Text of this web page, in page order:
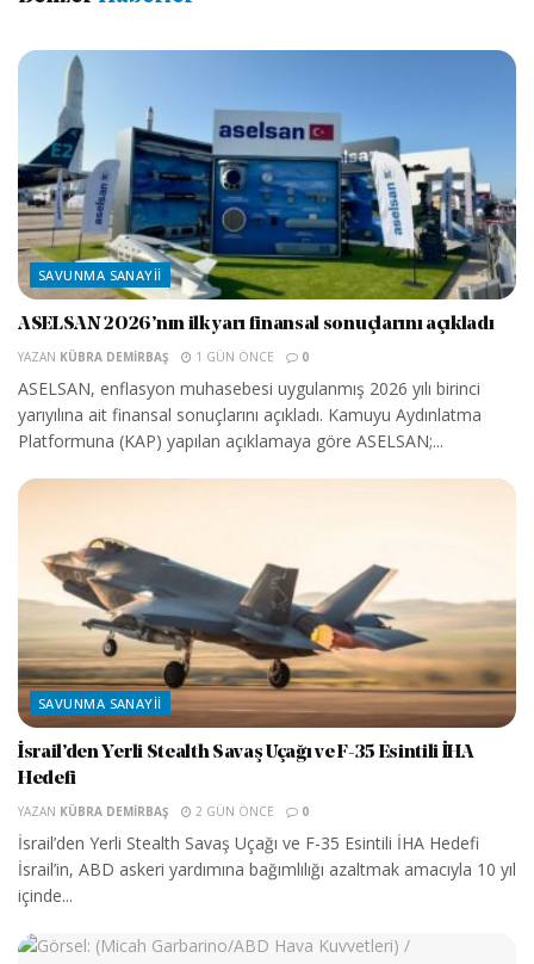
SAVUNMA SANAYII
ASELSAN 2026’nın ilk yarı finansal sonuçlarını açıkladı
YAZAN KÜBRA DEMIRBAŞ 1 GÜN ÖNCE 0
ASELSAN, enflasyon muhasebesi uygulanmış 2026 yılı birinci
yarıyılına ait finansal sonuçlarını açıkladı. Kamuyu Aydınlatma
Platformuna (KAP) yapılan açıklamaya göre ASELSAN;...
SAVUNMA SANAYII
İsrail’den Yerli Stealth Savaş Uçağı ve F-35 Esintili İHA
Hedefi
YAZAN KÜBRA DEMIRBAŞ 2 GÜN ÖNCE 0
İsrail’den Yerli Stealth Savaş Uçağı ve F-35 Esintili İHA Hedefi
İsrail’in, ABD askeri yardımına bağımlılığı azaltmak amacıyla 10 yıl
içinde...